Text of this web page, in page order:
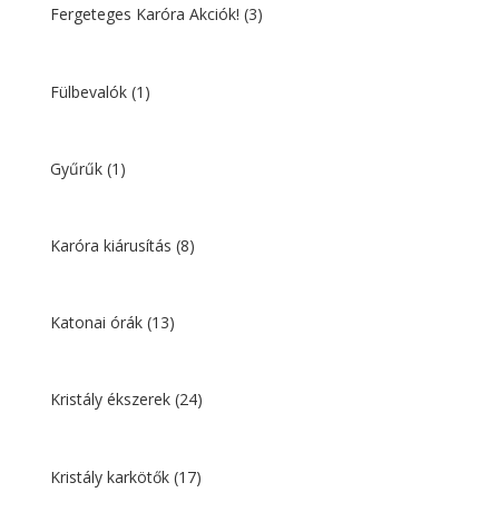
Fergeteges Karóra Akciók! (3)
Fülbevalók (1)
Gyűrűk (1)
Karóra kiárusítás (8)
Katonai órák (13)
Kristály ékszerek (24)
Kristály karkötők (17)